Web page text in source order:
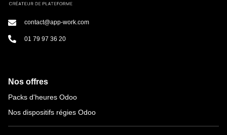
contact@app-work.com
01 79 97 36 20
Nos offres
Packs d'heures Odoo
Nos dispositifs régies Odoo